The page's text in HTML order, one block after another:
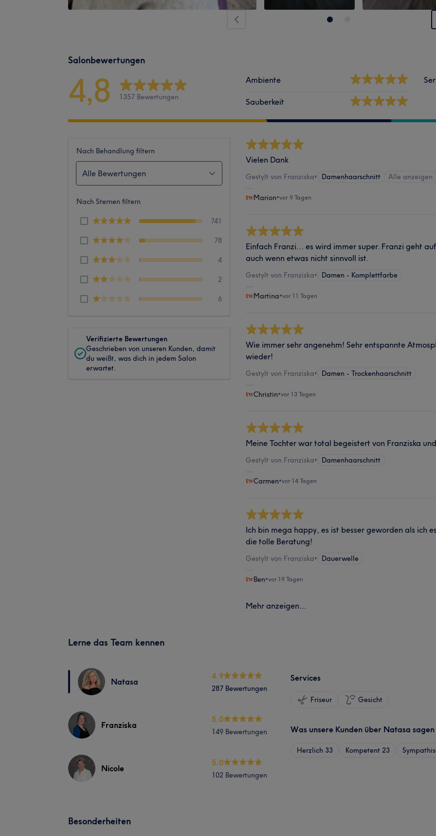
Salonbewertungen
4,8 1357 Bewertungen
Ambiente
Sauberkeit
Nach Behandlung filtern
Alle Bewertungen
Nach Sternen filtern
741
78
4
2
6
Verifizierte Bewertungen
Geschrieben von unseren Kunden, damit
du weißt, was dich in jedem Salon
erwartet.
Vielen Dank
Gestylt von Franziska• Damenhaarschnitt Alle anzeigen
Marion•vor 9 Tagen
Einfach Franzi… es wird immer super. Franzi geht
auch wenn etwas nicht sinnvoll ist.
Gestylt von Franziska• Damen - Komplettfarbe
Martina•vor 11 Tagen
Wie immer sehr angenehm! Sehr entspannte
wieder!
Gestylt von Franziska• Damen - Trockenhaarschnitt
Christin•vor 13 Tagen
Meine Tochter war total begeistert von Franziska
Gestylt von Franziska• Damenhaarschnitt
Carmen•vor 14 Tagen
Ich bin mega happy, es ist besser geworden als ich
die tolle Beratung!
Gestylt von Franziska• Dauerwelle
Ben•vor 19 Tagen
Mehr anzeigen...
Lerne das Team kennen
Natasa
4.9
287 Bewertungen
Franziska
5.0
149 Bewertungen
Nicole
5.0
102 Bewertungen
Services
Friseur Gesicht
Was unsere Kunden über Natasa sagen
Herzlich 33 Kompetent 23
Besonderheiten